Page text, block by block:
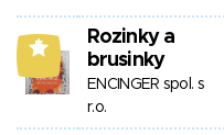
5
Rozinky a
brusinky
ENCINGER spol. s
r.o.